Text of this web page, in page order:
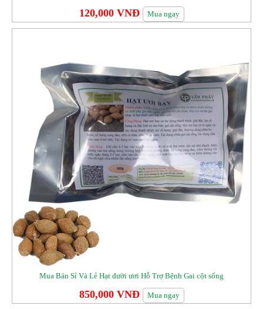
120,000 VNĐ Mua ngay
Mua Bán Sỉ Và Lẻ Hạt đười ươi Hỗ Trợ Bệnh Gai cột sống
850,000 VNĐ Mua ngay